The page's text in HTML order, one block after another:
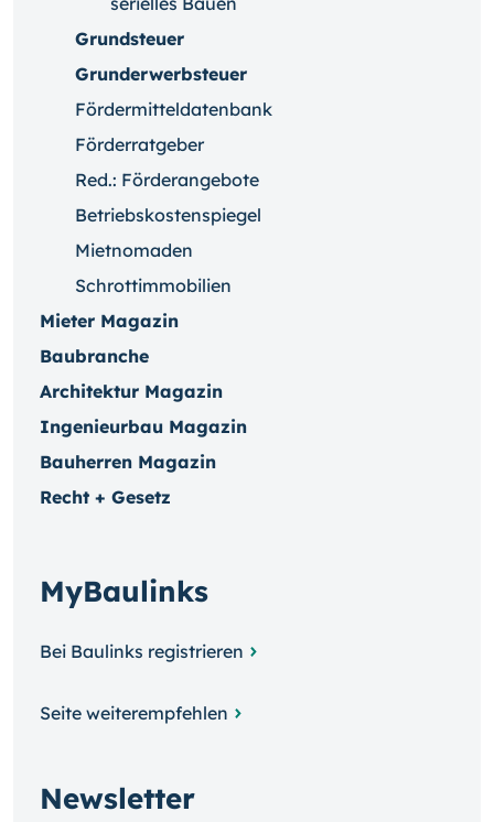
Grundsteuer
Grunderwerbsteuer
Fördermitteldatenbank
Förderratgeber
Red.: Förderangebote
Betriebskostenspiegel
Mietnomaden
Schrottimmobilien
Mieter Magazin
Baubranche
Architektur Magazin
Ingenieurbau Magazin
Bauherren Magazin
Recht + Gesetz
MyBaulinks
Bei Baulinks registrieren
Seite weiterempfehlen
Newsletter